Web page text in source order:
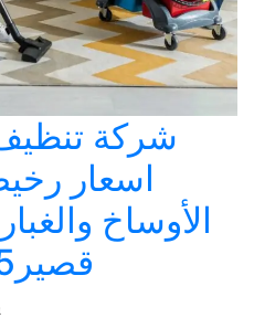
شركة
اسعار
قصير35%خصم فوري